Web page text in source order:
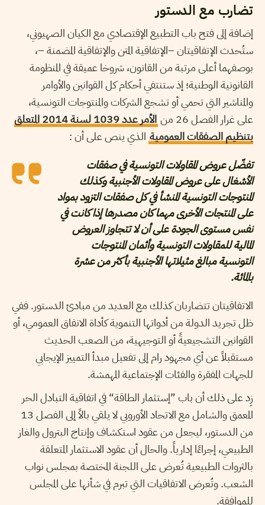
تضارب مع الدستور
إضافة إلى فتح باب التطبيع الإقتصادي مع الكيان الصهيوني،
ستُحدث الإتفاقيتان –الإتفاقية المتن والإتفاقية المضمنة –،
بوصفهما أعلى مرتبة من القانون، شروخا عميقة في المنظومة
القانونية الوطنية؛ إذ ستنتفي أحكام كل القوانين والأوامر
والمناشير التي تحمي أو تشجع الشركات والمنتوجات التونسية،
على غرار الفصل 26 من
الأمر عدد 1039 لسنة 2014 المتعلق
بتنظيم الصفقات العمومية الذي ينص على أن :
تفضّل عروض المقاولات التونسية في صفقات
الأشغال على عروض المقاولات الأجنبية وكذلك
المنتوجات التونسية المنشأ في كل صفقات التزود بمواد
على المنتجات الأخرى مهما كان مصدرها إذا كانت في
نفس مستوى الجودة على أن لا تتجاوز العروض
المالية للمقاولات التونسية وأثمان المنتوجات
التونسية مبالغ مثيلاتها الأجنبية بأكثر من عشرة
بالمائة.
الاتفاقيتان تتضاربان كذلك مع العديد من مبادئ الدستور. ففي
ظل تجريد الدولة من أدواتها التنموية كأداة الانفاق العمومي، أو
القوانين التشجيعيةً أو التوجيهية، من الصعب الحديث
مستقبلاً عن أي مجهود رام إلى تفعيل مبدأ التمييز الإيجابي
للجهات المفقرة والفئات الإجتماعية المهمشة.
زِد على ذلك أن باب ”إستثمار الطاقة“ في اتفاقية التبادل الحر
المعمق والشامل مع الاتحاد الأوروبي لا يلقي بالاً إلى الفصل 13
من الدستور، ليجعل من عقود استكشاف وإنتاج البترول والغاز
الطبيعي، إجراءًا إدارياً. والحال أن عقود الاستثمار المتعلقة
بالثروات الطبيعية تُعرض على اللجنة المختصة بمجلس نواب
الشعب. وتُعرض الاتفاقيات التي تبرم في شأنها على المجلس
للموافقة.